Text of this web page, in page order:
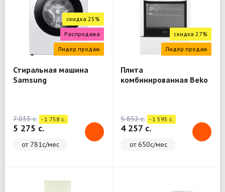
скидка 25%
Распродажа
Лидер продаж
Стиральная машина
Samsung
7 033 c. - 1 758 c.
5 275 c.
от 781с/мес
скидка 27%
Лидер продаж
Плита
комбинированная Beko
5 852 c. - 1 595 c.
4 257 c.
от 650с/мес